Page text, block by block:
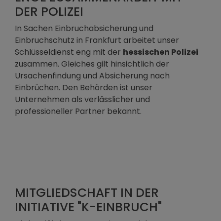
DER POLIZEI
In Sachen Einbruchabsicherung und
Einbruchschutz in Frankfurt arbeitet unser
Schlüsseldienst eng mit der hessischen Polizei
zusammen. Gleiches gilt hinsichtlich der
Ursachenfindung und Absicherung nach
Einbrüchen. Den Behörden ist unser
Unternehmen als verlässlicher und
professioneller Partner bekannt.
MITGLIEDSCHAFT IN DER
INITIATIVE "K-EINBRUCH"